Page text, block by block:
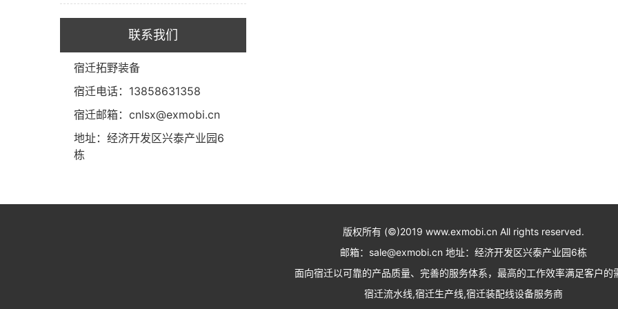
联系我们
宿迁拓野装备
宿迁电话：13858631358
宿迁邮箱：cnlsx@exmobi.cn
地址：经济开发区兴泰产业园6
栋
版权所有 (©)2019 www.exmobi.cn All rights reserved.
邮箱：sale@exmobi.cn 地址：经济开发区兴泰产业园6栋
面向宿迁以可靠的产品质量、完善的服务体系，最高的工作效率满足客户的
宿迁流水线,宿迁生产线,宿迁装配线设备服务商